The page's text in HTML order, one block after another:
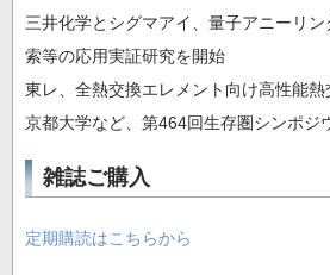
三井化学とシグマアイ、量子アニーリ
索等の応用実証研究を開始
東レ、全熱交換エレメント向け高性能
京都大学など、第464回生存圏シンポジ
雑誌ご購入
定期購読はこちらから